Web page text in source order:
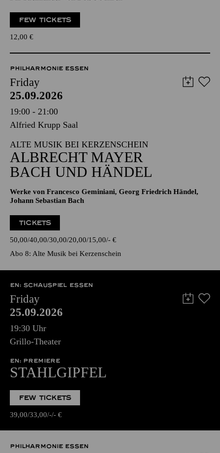
FEW TICKETS
12,00 €
PHILHARMONIE ESSEN
Friday
25.09.2026
19:00 - 21:00
Alfried Krupp Saal
ALTE MUSIK BEI KERZENSCHEIN
ALBRECHT MAYER
BACH UND HÄNDEL
Werke von Francesco Geminiani, Georg Friedrich Händel,
Johann Sebastian Bach
TICKETS
50,00 40,00 30,00 20,00 15,00 - €
Abo 8: Alte Musik bei Kerzenschein
EN: SCHAUSPIEL ESSEN
Friday
25.09.2026
19:30 Uhr
Grillo-Theater
EN: PREMIERE
STAHLGIPFEL
FEW TICKETS
39,00 33,00 - - €
PHILHARMONIE ESSEN